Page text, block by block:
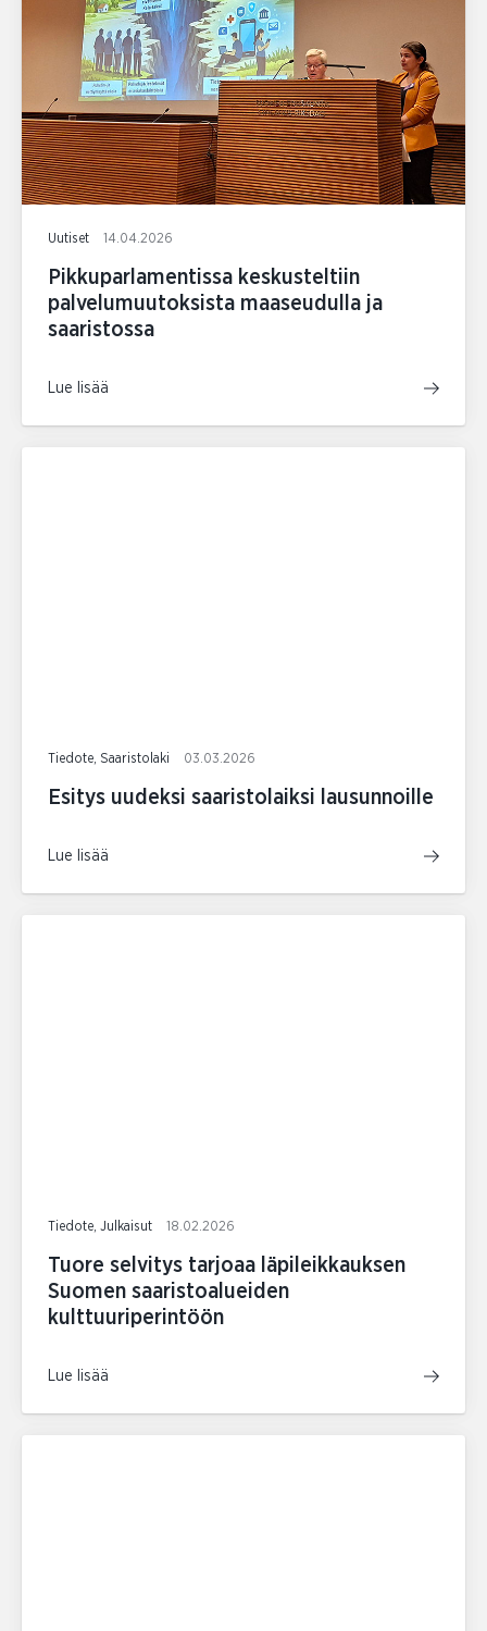
Uutiset 14.04.2026
Pikkuparlamentissa keskusteltiin
palvelumuutoksista maaseudulla ja
saaristossa
Lue lisää
Tiedote, Saaristolaki 03.03.2026
Esitys uudeksi saaristolaiksi lausunnoille
Lue lisää
Tiedote, Julkaisut 18.02.2026
Tuore selvitys tarjoaa läpileikkauksen
Suomen saaristoalueiden
kulttuuriperintöön
Lue lisää